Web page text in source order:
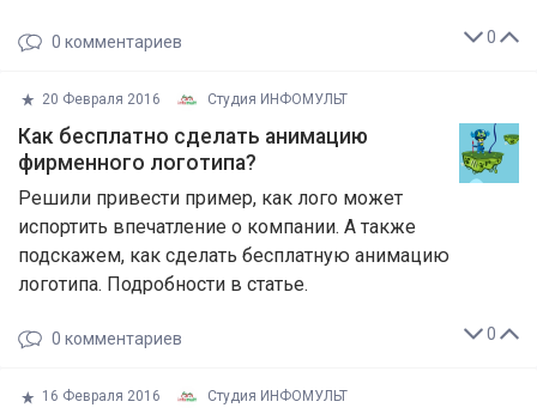
0
0 комментариев
20 Февраля 2016 Студия ИНФОМУЛЬТ
Как бесплатно сделать анимацию
фирменного логотипа?
Решили привести пример, как лого может
испортить впечатление о компании. А также
подскажем, как сделать бесплатную анимацию
логотипа. Подробности в статье.
0
0 комментариев
16 Февраля 2016 Студия ИНФОМУЛЬТ